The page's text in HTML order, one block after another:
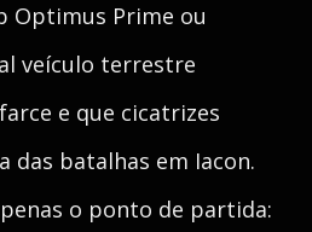
Optimus Prime ou
veículo terrestre
e que cicatrizes
das batalhas em Iacon.
o ponto de partida: